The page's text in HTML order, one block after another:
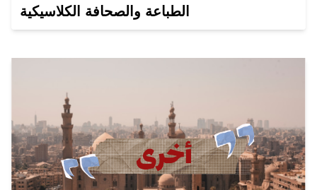
الطباعة والصحافة الكلاسيكية